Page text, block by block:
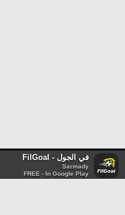
في الجول - FilGoal
Sarmady
FREE - In Google Play